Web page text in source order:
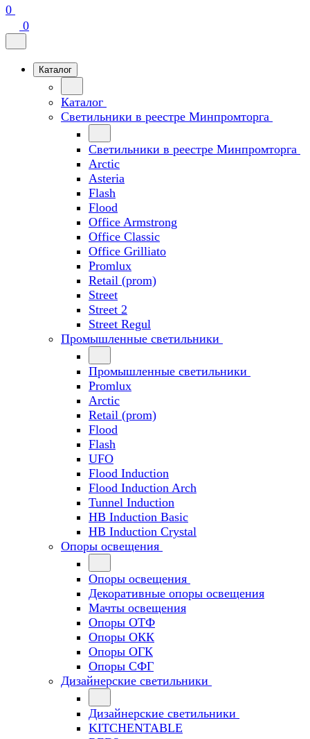
0
0
Каталог
Каталог
Светильники в реестре Минпромторга
Светильники в реестре Минпромторга
Arctic
Asteria
Flash
Flood
Office Armstrong
Office Classic
Office Grilliato
Promlux
Retail (prom)
Street
Street 2
Street Regul
Промышленные светильники
Промышленные светильники
Promlux
Arctic
Retail (prom)
Flood
Flash
UFO
Flood Induction
Flood Induction Arch
Tunnel Induction
HB Induction Basic
HB Induction Crystal
Опоры освещения
Опоры освещения
Декоративные опоры освещения
Мачты освещения
Опоры ОТФ
Опоры ОКК
Опоры ОГК
Опоры СФГ
Дизайнерские светильники
Дизайнерские светильники
KITCHENTABLE